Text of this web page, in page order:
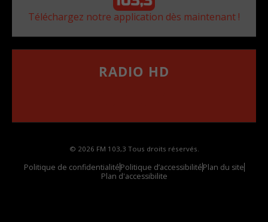
Téléchargez notre application dès maintenant !
RADIO HD
© 2026 FM 103,3 Tous droits réservés.
Politique de confidentialitéPolitique d’accessibilitéPlan du site
Plan d'accessibilite